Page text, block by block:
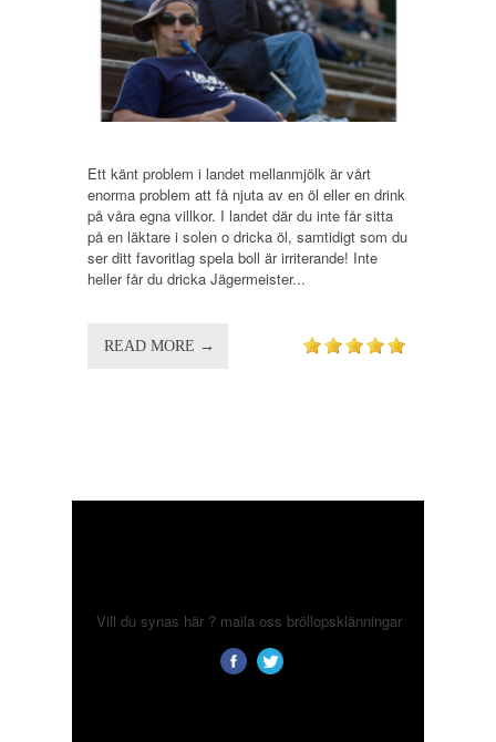
Ett känt problem i landet mellanmjölk är vårt
enorma problem att få njuta av en öl eller en drink
på våra egna villkor. I landet där du inte får sitta
på en läktare i solen o dricka öl, samtidigt som du
ser ditt favoritlag spela boll är irriterande! Inte
heller får du dricka Jägermeister...
READ MORE →
Vill du synas här ? maila oss bröllopsklänningar